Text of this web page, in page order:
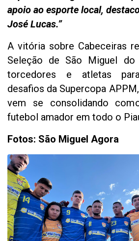
apoio ao esporte local,
José Lucas.”
A vitória sobre Cabeceiras
Seleção de São Miguel do
torcedores e atletas
desafios da Supercopa
vem se consolidando
futebol amador em todo o
Fotos: São Miguel Agora